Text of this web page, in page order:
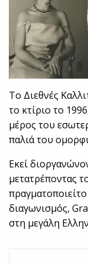
Το Διεθνές
το κτίριο το
μέρος του
παλιά του
Εκεί
μετατρέποντας
διαγωνισμός,
στη μεγάλη